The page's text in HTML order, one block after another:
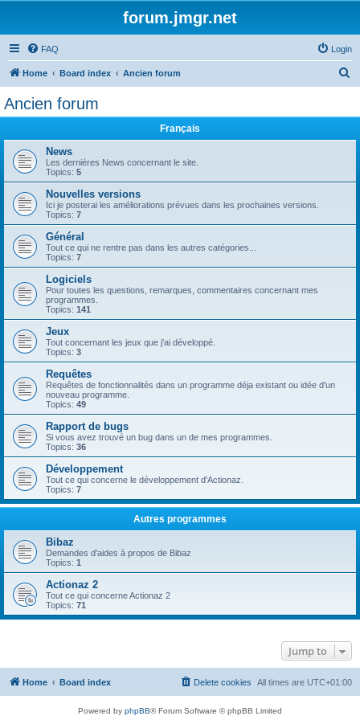
forum.jmgr.net
FAQ Login
Home Board index Ancien forum
Ancien forum
Français
News
Les dernières News concernant le site.
Topics: 5
Nouvelles versions
Ici je posterai les améliorations prévues dans les prochaines versions.
Topics: 7
Général
Tout ce qui ne rentre pas dans les autres catégories...
Topics: 7
Logiciels
Pour toutes les questions, remarques, commentaires concernant mes
programmes.
Topics: 141
Jeux
Tout concernant les jeux que j'ai développé.
Topics: 3
Requêtes
Requêtes de fonctionnalités dans un programme déja existant ou idée d'un
nouveau programme.
Topics: 49
Rapport de bugs
Si vous avez trouvé un bug dans un de mes programmes.
Topics: 36
Développement
Tout ce qui concerne le développement d'Actionaz.
Topics: 7
Autres programmes
Bibaz
Demandes d'aides à propos de Bibaz
Topics: 1
Actionaz 2
Tout ce qui concerne Actionaz 2
Topics: 71
Jump to
Home Board index All times are UTC+01:00
Delete cookies
Powered by phpBB® Forum Software © phpBB Limited